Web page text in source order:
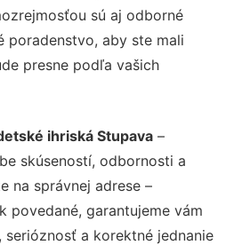
sú aj odborné
poradenstvo, aby ste mali
presne podľa vašich
ihriská Stupava –
skúseností, odbornosti a
na správnej adrese –
povedané, garantujeme vám
a korektné jednanie